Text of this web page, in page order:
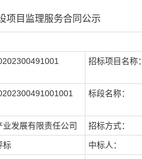
项目监理服务合同公示
招标项目名称：
标段名称：
业发展有限责任公司 招标方式：
标 中标人：